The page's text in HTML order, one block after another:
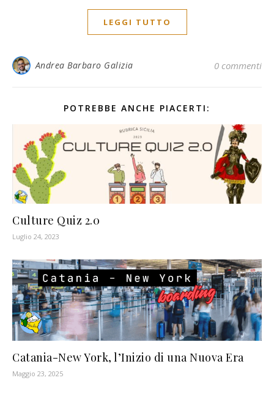
LEGGI TUTTO
Andrea Barbaro Galizia 0 commenti
POTREBBE ANCHE PIACERTI:
Culture Quiz 2.0
Luglio 24, 2023
Catania-New York, l’Inizio di una Nuova Era
Maggio 23, 2025